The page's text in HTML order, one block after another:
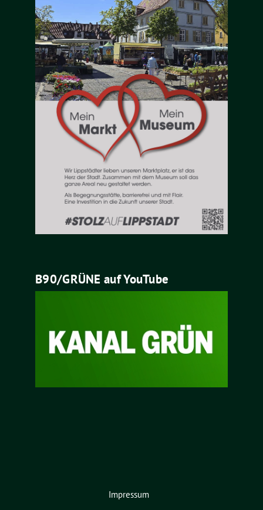
B90/GRÜNE auf YouTube
Impressum